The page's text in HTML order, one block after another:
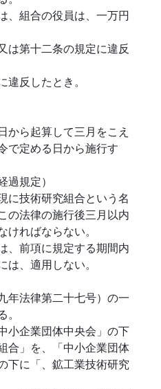
、組合の役員は、一万円
は第十二条の規定に違反
反したとき。
から起算して三月をこえ
で定める日から施行す
過規定）
に技術研究組合という名
の法律の施行後三月以内
ればならない。
、前項に規定する期間内
、適用しない。
年法律第二十七号）の一
小企業団体中央会」の下
合」を、「中小企業団体
下に「、鉱工業技術研究